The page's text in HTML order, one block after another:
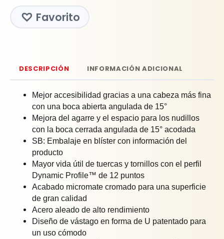
Favorito
DESCRIPCIÓN INFORMACIÓN ADICIONAL
Mejor accesibilidad gracias a una cabeza más fina
con una boca abierta angulada de 15°
Mejora del agarre y el espacio para los nudillos
con la boca cerrada angulada de 15° acodada
SB: Embalaje en blíster con información del
producto
Mayor vida útil de tuercas y tornillos con el perfil
Dynamic Profile™ de 12 puntos
Acabado micromate cromado para una superficie
de gran calidad
Acero aleado de alto rendimiento
Diseño de vástago en forma de U patentado para
un uso cómodo